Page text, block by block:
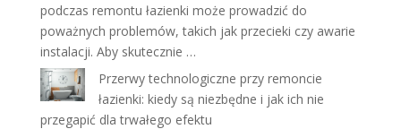
podczas remontu łazienki może prowadzić do
poważnych problemów, takich jak przecieki czy awarie
instalacji. Aby skutecznie …
Przerwy technologiczne przy remoncie
łazienki: kiedy są niezbędne i jak ich nie
przegapić dla trwałego efektu